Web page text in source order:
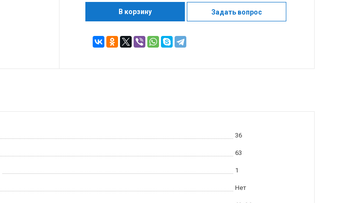
В корзину Задать вопрос
36
63
1
Нет